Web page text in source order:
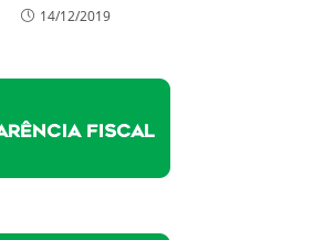
14/12/2019